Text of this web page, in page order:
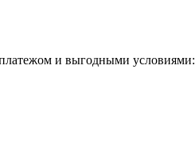
и выгодными условиями: